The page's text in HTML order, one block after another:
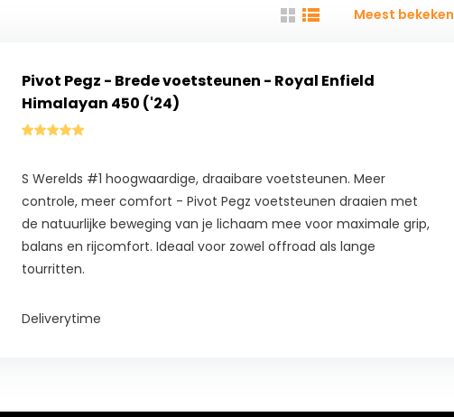
Meest bekeken
Pivot Pegz - Brede voetsteunen - Royal Enfield
Himalayan 450 ('24)
S Werelds #1 hoogwaardige, draaibare voetsteunen. Meer
controle, meer comfort - Pivot Pegz voetsteunen draaien met
de natuurlijke beweging van je lichaam mee voor maximale grip,
balans en rijcomfort. Ideaal voor zowel offroad als lange
tourritten.
Deliverytime